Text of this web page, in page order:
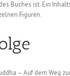
Buches ist. Ein
Figuren.
– Auf dem Weg